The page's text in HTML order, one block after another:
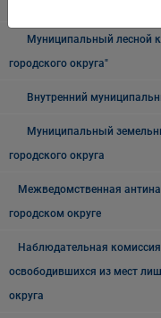
Муниципальный лесной
городского округа"
Внутренний
Муниципальный
городского округа
Межведомственная
городском округе
Наблюдательная
освободившихся из мест
округа